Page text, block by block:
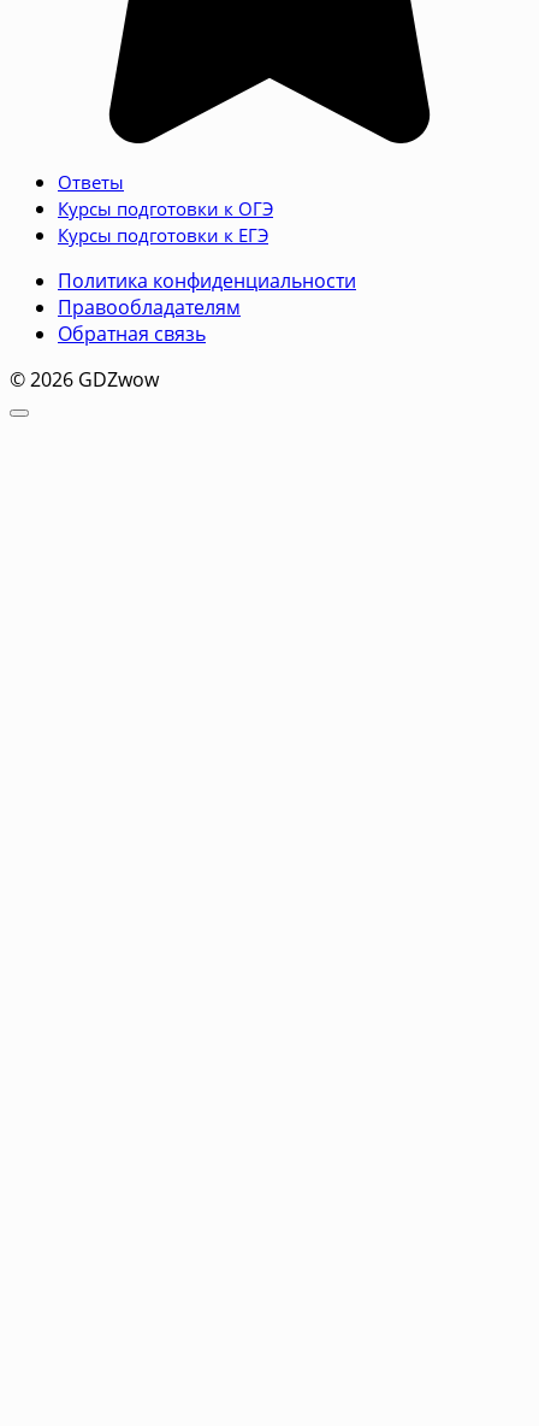
Ответы
Курсы подготовки к ОГЭ
Курсы подготовки к ЕГЭ
Политика конфиденциальности
Правообладателям
Обратная связь
© 2026 GDZwow